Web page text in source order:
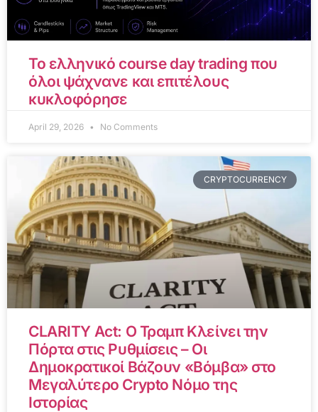
Το ελληνικό course day trading που
όλοι ψάχνανε και επιτέλους
κυκλοφόρησε
April 29, 2026 No Comments
CRYPTOCURRENCY
CLARITY Act: Ο Τραμπ Κλείνει την
Πόρτα στις Ρυθμίσεις – Οι
Δημοκρατικοί Βάζουν «Βόμβα» στο
Μεγαλύτερο Crypto Νόμο της
Ιστορίας